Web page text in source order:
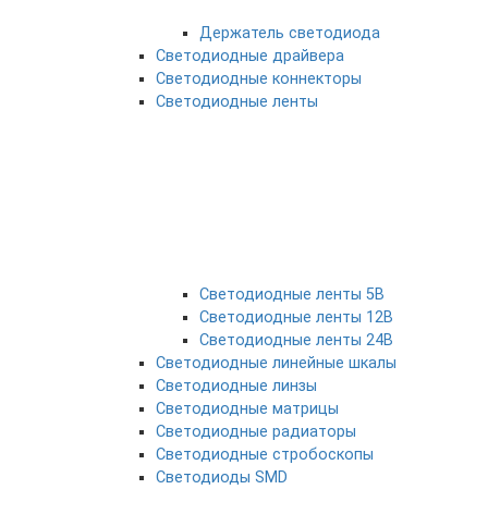
Держатель светодиода
Светодиодные драйвера
Светодиодные коннекторы
Светодиодные ленты
Светодиодные ленты 5В
Светодиодные ленты 12В
Светодиодные ленты 24В
Светодиодные линейные шкалы
Светодиодные линзы
Светодиодные матрицы
Светодиодные радиаторы
Светодиодные стробоскопы
Светодиоды SMD